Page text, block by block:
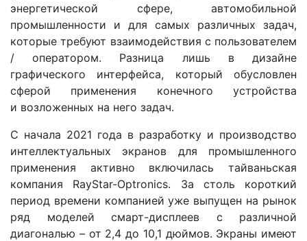
энергетической сфере, автомобильной
промышленности и для самых различных задач,
которые требуют взаимодействия с пользователем
/ оператором. Разница лишь в дизайне
графического интерфейса, который обусловлен
сферой применения конечного устройства
и возложенных на него задач.
С начала 2021 года в разработку и производство
интеллектуальных экранов для промышленного
применения активно включилась тайваньская
компания RayStar-Optronics. За столь короткий
период времени компанией уже выпущен на рынок
ряд моделей смарт-дисплеев с различной
диагональю – от 2,4 до 10,1 дюймов. Экраны имеют